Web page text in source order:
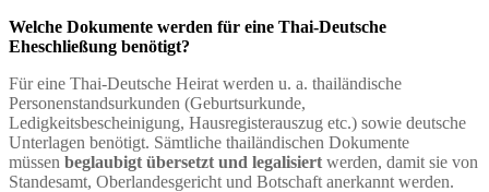
Welche Dokumente werden für eine Thai-Deutsche
Eheschließung benötigt?
Für eine Thai-Deutsche Heirat werden u. a. thailändische
Personenstandsurkunden (Geburtsurkunde,
Ledigkeitsbescheinigung, Hausregisterauszug etc.) sowie deutsche
Unterlagen benötigt. Sämtliche thailändischen Dokumente
müssen beglaubigt übersetzt und legalisiert werden, damit sie von
Standesamt, Oberlandesgericht und Botschaft anerkannt werden.